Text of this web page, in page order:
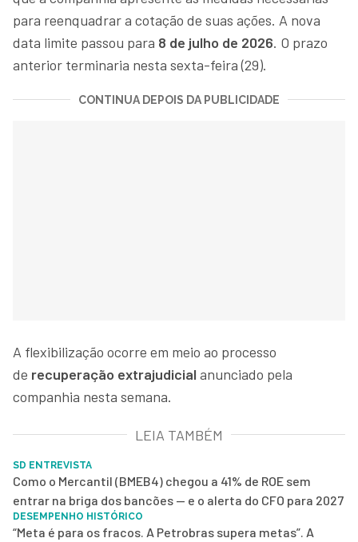
para reenquadrar a cotação de suas ações. A nova
data limite passou para 8 de julho de 2026. O prazo
anterior terminaria nesta sexta-feira (29).
CONTINUA DEPOIS DA PUBLICIDADE
A flexibilização ocorre em meio ao processo
de recuperação extrajudicial anunciado pela
companhia nesta semana.
LEIA TAMBÉM
SD ENTREVISTA
Como o Mercantil (BMEB4) chegou a 41% de ROE sem
entrar na briga dos bancões — e o alerta do CFO para 2027
DESEMPENHO HISTÓRICO
“Meta é para os fracos. A Petrobras supera metas”. A